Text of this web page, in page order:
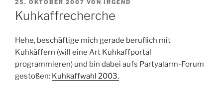
AM
25. OKTOBER 2007 VON IRGEND
Kuhkaffrecherche
Hehe, beschäftige mich gerade beruflich mit
Kuhkäffern (will eine Art Kuhkaffportal
programmieren) und bin dabei aufs Partyalarm-Forum
gestoßen: Kuhkaffwahl 2003.